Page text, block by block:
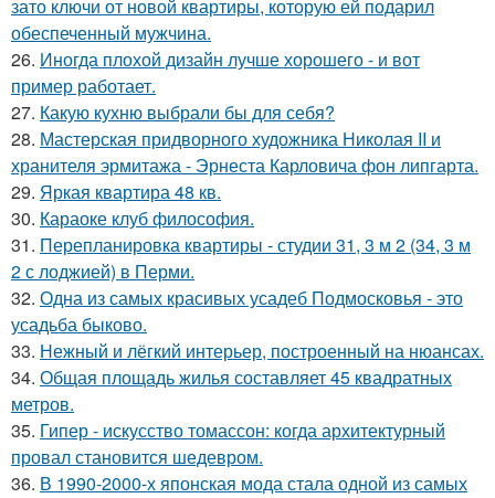
зато ключи от новой квартиры, которую ей подарил
обеспеченный мужчина.
26. Иногда плохой дизайн лучше хорошего - и вот
пример работает.
27. Какую кухню выбрали бы для себя?
28. Мастерская придворного художника Николая II и
хранителя эрмитажа - Эрнеста Карловича фон липгарта.
29. Яркая квартира 48 кв.
30. Караоке клуб философия.
31. Перепланировка квартиры - студии 31, 3 м 2 (34, 3 м
2 с лоджией) в Перми.
32. Одна из самых красивых усадеб Подмосковья - это
усадьба быково.
33. Нежный и лёгкий интерьер, построенный на нюансах.
34. Общая площадь жилья составляет 45 квадратных
метров.
35. Гипер - искусство томассон: когда архитектурный
провал становится шедевром.
36. В 1990-2000-х японская мода стала одной из самых